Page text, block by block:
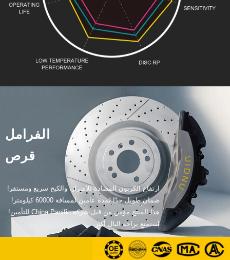
الفرامل
قرص
ارتفاع الكربون المضادة للاهتزاز، والكبح سريع ومستقر!
ضمان طويل جدًا لمدة عامين لمسافة 60000 كيلومتر!
هذا المنتج مؤمن من قبل شركة China Pacific للتأمين!
استمتع براحة البال أكثر.